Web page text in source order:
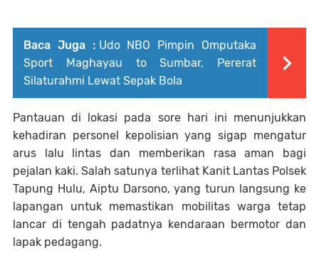
Baca Juga : Udo NBO Pimpin Omputaka
Sport Maghayau to Sumbar, Pererat
Silaturahmi Lewat Sepak Bola
Pantauan di lokasi pada sore hari ini menunjukkan
kehadiran personel kepolisian yang sigap mengatur
arus lalu lintas dan memberikan rasa aman bagi
pejalan kaki. Salah satunya terlihat Kanit Lantas Polsek
Tapung Hulu, Aiptu Darsono, yang turun langsung ke
lapangan untuk memastikan mobilitas warga tetap
lancar di tengah padatnya kendaraan bermotor dan
lapak pedagang.